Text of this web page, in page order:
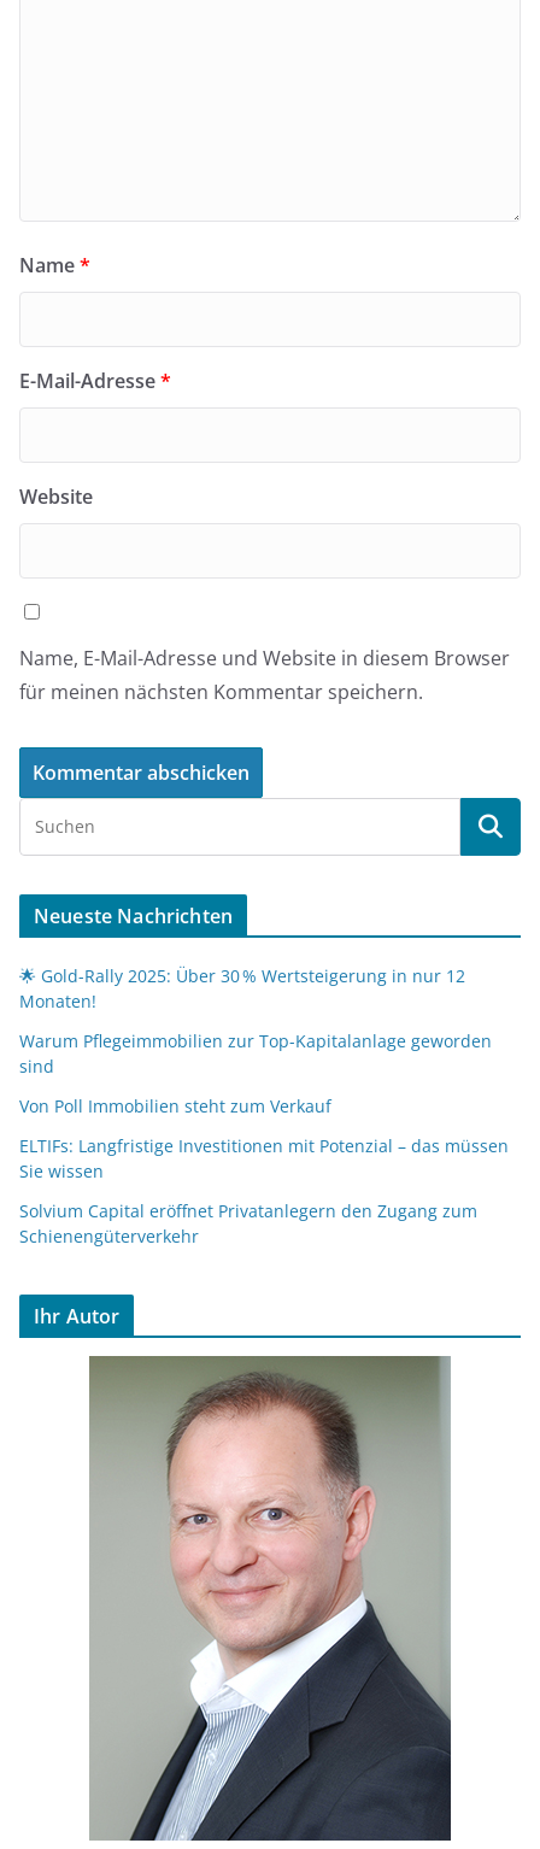
Name*
E-Mail-Adresse*
Website
Name, E-Mail-Adresse und Website in diesem Browser
für meinen nächsten Kommentar speichern.
Neueste Nachrichten
🌟 Gold-Rally 2025: Über 30 % Wertsteigerung in nur 12
Monaten!
Warum Pflegeimmobilien zur Top-Kapitalanlage geworden
sind
Von Poll Immobilien steht zum Verkauf
ELTIFs: Langfristige Investitionen mit Potenzial – das müssen
Sie wissen
Solvium Capital eröffnet Privatanlegern den Zugang zum
Schienengüterverkehr
Ihr Autor